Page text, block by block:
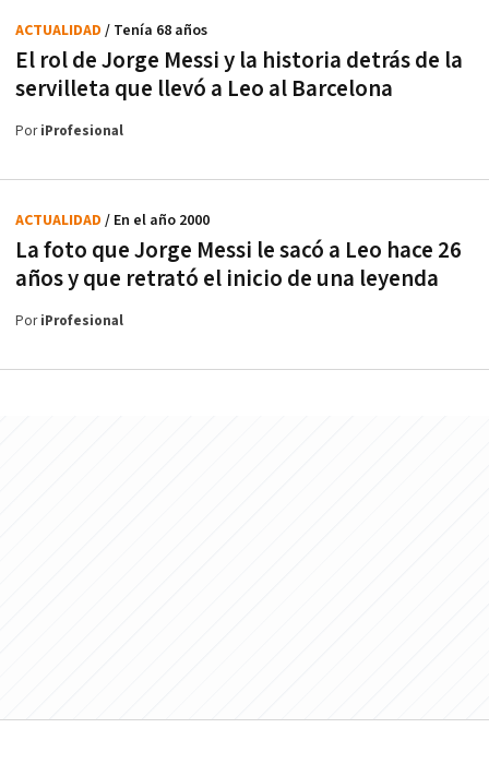
El rol de Jorge Messi y la historia detrás de la
servilleta que llevó a Leo al Barcelona
ACTUALIDAD / Tenía 68 años
PoriProfesional
La foto que Jorge Messi le sacó a Leo hace 26
años y que retrató el inicio de una leyenda
ACTUALIDAD / En el año 2000
PoriProfesional